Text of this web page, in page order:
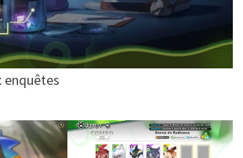
enquêtes